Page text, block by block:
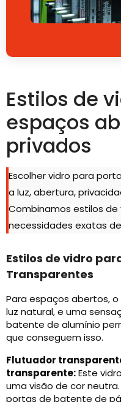
Estilos de
espaços
privados
Escolher vidro para
a luz, abertura,
Combinamos estilos
necessidades exatas
Estilos de vidro
Transparentes
Para espaços abertos,
luz natural, e uma
batente de alumínio
que conseguem isso.
Flutuador
transparente:Este
uma visão de cor
portas de batente de